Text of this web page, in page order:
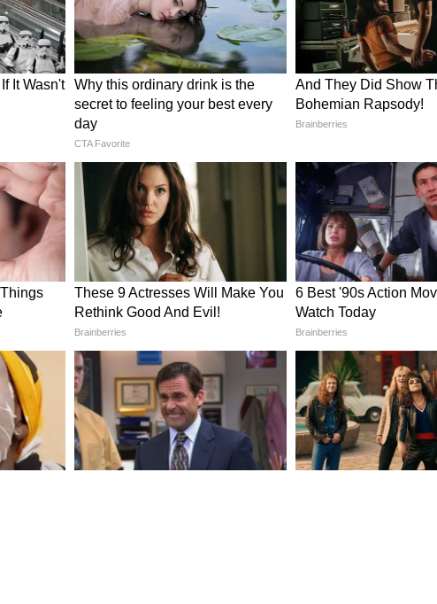
Horoscope):
জন্য আজকের দিনটি শুভ হবে এবং আজ আপনি ব্যবসার জন্য
কারও পুরনো ঋণ শোধ করতে পারবে। আপনি আপনার
সুখ এবং সমর্থন পাবেন। বৈষয়িক সম্পদ ব্যয়ের সম্ভাবনা
বন্ধুর কাছ থেকে তিক্ততা হতে পারে। আজ আপনি নতুন শৃঙ্খলা
অপ্রয়োজনীয় খরচ এড়িয়ে চলুন।